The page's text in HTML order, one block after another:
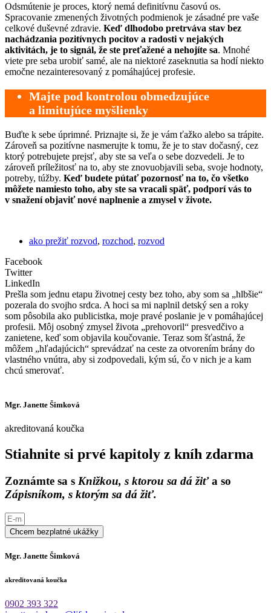
Odsmútenie je proces, ktorý nemá definitívnu časovú os.
Spracovanie zmenených životných podmienok je zásadné pre vaše
celkové duševné zdravie. Keď dlhodobo pretrváva stav bez
nachádzania pozitívnych pocitov a radosti v nejakých
aktivitách, je to signál, že ste preťažené a nehojíte sa. Mnohé
viete pre seba urobiť samé, ale na niektoré zaseknutia sa hodí niekto
emočne nezainteresovaný z pomáhajúcej profesie.
Majte pod kontrolou obmedzujúce
a limitujúce myšlienky
Buďte k sebe úprimné. Priznajte si, že je vám ťažko alebo sa trápite.
Zároveň sa pozitívne nasmerujte k tomu, že je to stav dočasný, cez
ktorý potrebujete prejsť, aby ste sa veľa o sebe dozvedeli. Je to
zároveň príležitosť na to, aby ste znovuobjavili seba, svoje hodnoty,
potreby, túžby. Keď budete pútať pozornosť na to, čo všetko
môžete namiesto toho, aby ste sa vracali späť, podporí vás to
v snažení objaviť nové naplnenie a zmysel v živote.
ako prežiť rozvod, rozchod, rozvod
Facebook
Twitter
LinkedIn
Prešla som jednu etapu životnej cesty bez toho, aby som sa „hlbšie“
pozerala do svojho srdca. A hoci sa mi naplnil detský sen a roky
som pôsobila ako publicistka, moje pravé poslanie je v pomáhajúcej
profesii. Môj osobný zmysel života „prehovoril“ presvedčivo a
zanietene, keď som objavila koučovanie. Teraz som šťastná, že
môžem „hľadajúcich“ sprevádzať na ceste za otvorením brány do
vlastného vnútra, aby si zodpovedali, kým sú, čo v nich je a kam
chcú smerovať.
Mgr. Janette Šimková
akreditovaná koučka
Stiahnite si prvé kapitoly z kníh zdarma
Zoznámte sa s Knižkou, s ktorou sa dá žiťa so
Zápisníkom, s ktorým sa dá žiť.
Chcem bezplatné ukážky
Mgr. Janette Šimková
akreditovaná koučka
0902 393 322